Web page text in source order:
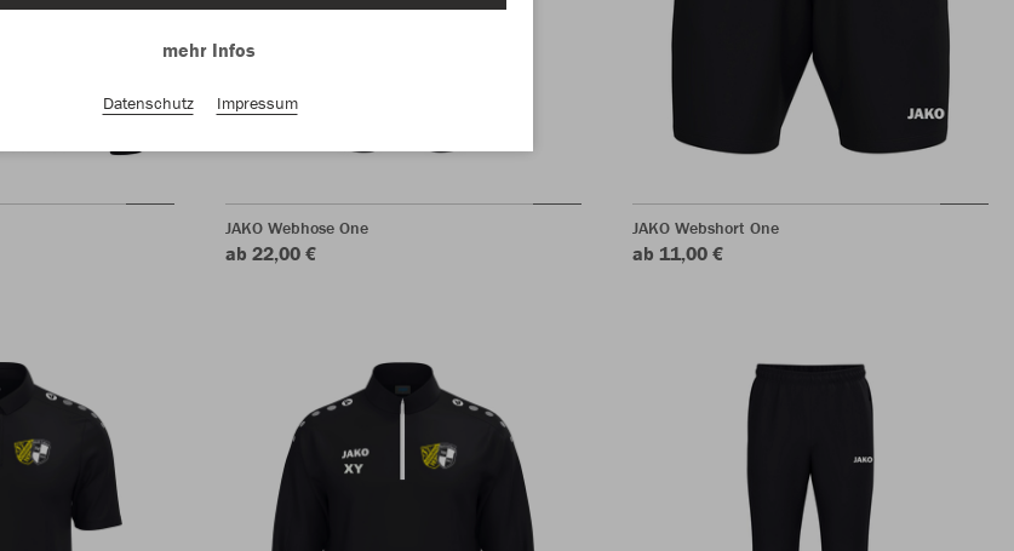
JAKO Webhose One
ab 22,00 €
JAKO Webshort One
ab 11,00 €
mehr Infos
Datenschutz Impressum